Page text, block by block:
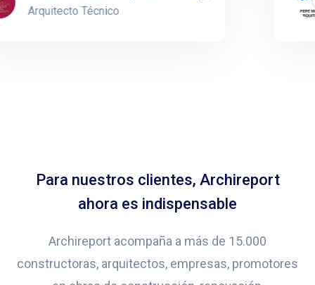
Arquitecto Técnico
Para nuestros clientes, Archireport
ahora es indispensable
Archireport acompaña a más de 15.000
constructoras, arquitectos, empresas, promotores